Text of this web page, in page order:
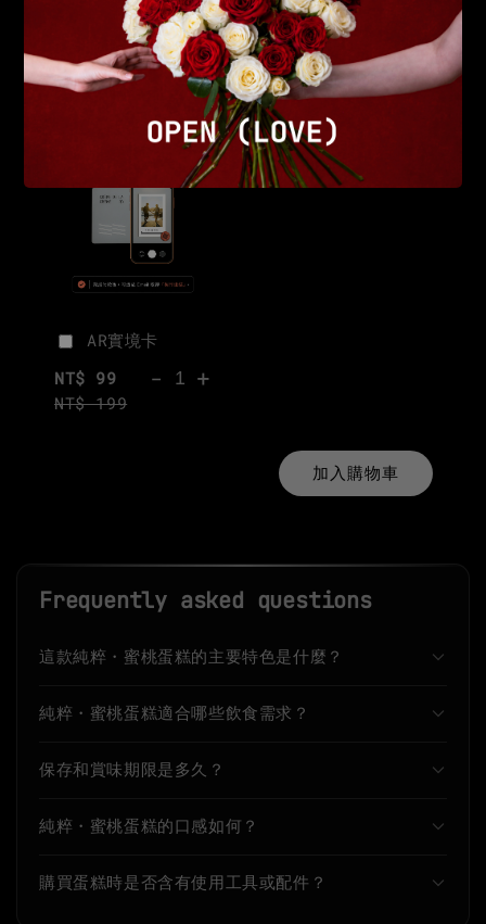
+$99 客製「AR實境故事卡」
AR實境卡
NT$ 99
NT$ 199
- +
加入購物車
Frequently asked questions
這款純粹・蜜桃蛋糕的主要特色是什麼？
純粹・蜜桃蛋糕適合哪些飲食需求？
保存和賞味期限是多久？
純粹・蜜桃蛋糕的口感如何？
購買蛋糕時是否含有使用工具或配件？